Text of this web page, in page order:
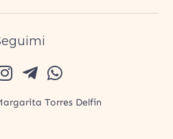
Torres Delfin